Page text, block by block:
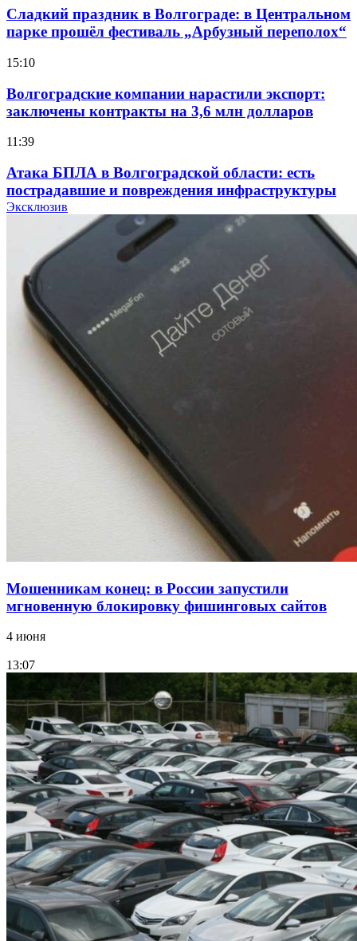
Сладкий праздник в Волгограде: в Центральном
парке прошёл фестиваль „Арбузный переполох“
15:10
Волгоградские компании нарастили экспорт:
заключены контракты на 3,6 млн долларов
11:39
Атака БПЛА в Волгоградской области: есть
пострадавшие и повреждения инфраструктуры
Волгоградские вузы в топе зарплатного
рейтинга: ВолгГТУ и ВолгГМУ вошли в топ‑15
для химической отрасли и фармацевтики
18:39
В Красноармейском районе Волгограда стартует
конкурс на ремонт моста через Волго‑Донской
судоходный канал
Фестиваль #ТриЧетыре в Волгограде пройдёт
11–13 сентября в рамках Года единства народов
Эксклюзив
Мошенникам конец: в России запустили
мгновенную блокировку фишинговых сайтов
4 июня
13:07